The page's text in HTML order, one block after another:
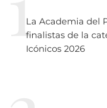
La Academia del
finalistas de la
Icónicos 2026